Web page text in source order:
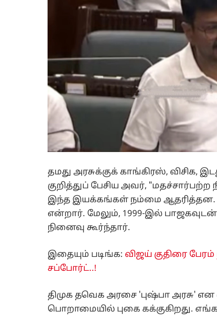
தமது அரசுக்குக் காங்கிரஸ், விசிக,
குறித்துப் பேசிய அவர்,
இந்த இயக்கங்கள் நம்மை ஆதரித்தன.
என்றார். மேலும், 1999-இல்
நினைவு கூர்ந்தார்.
இதையும் படிங்க: விஜய் குதிரை
சப்போர்ட்..!
திமுக தவெக அரசை 'புஷ்பா அரசு'
பொறாமையில் புகை கக்குகிறது.